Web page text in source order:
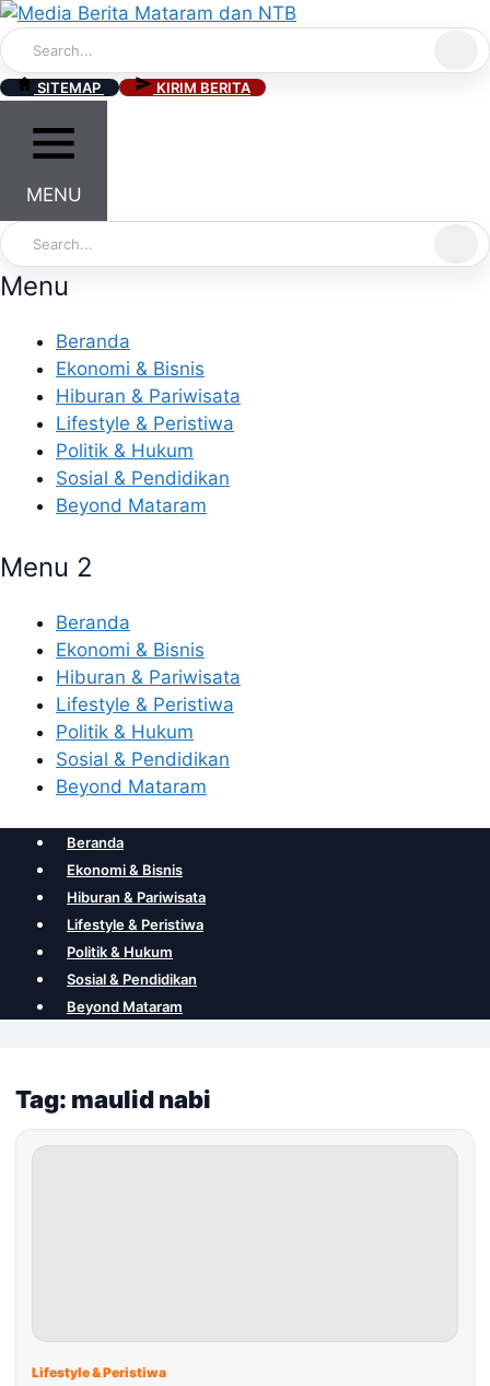
Skip
to
content
SITEMAP KIRIM BERITA
MENU
Menu
Beranda
Ekonomi & Bisnis
Hiburan & Pariwisata
Lifestyle & Peristiwa
Politik & Hukum
Sosial & Pendidikan
Beyond Mataram
Menu 2
Beranda
Ekonomi & Bisnis
Hiburan & Pariwisata
Lifestyle & Peristiwa
Politik & Hukum
Sosial & Pendidikan
Beyond Mataram
Beranda
Ekonomi & Bisnis
Hiburan & Pariwisata
Lifestyle & Peristiwa
Politik & Hukum
Sosial & Pendidikan
Beyond Mataram
Tag: maulid nabi
Lifestyle & Peristiwa